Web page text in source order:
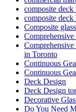
composite deck
composite
Composite
in Toronto
Continuous
Continuous
Deck Design
Deck Design
Decorative
Do You Need